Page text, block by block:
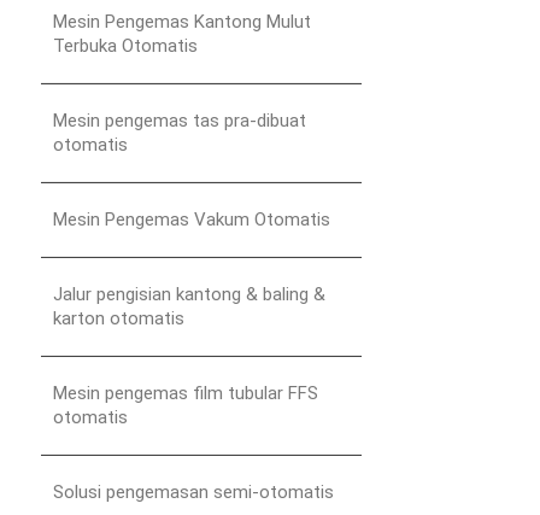
Mesin Pengemas Kantong Mulut
Terbuka Otomatis
Mesin pengemas tas pra-dibuat
otomatis
Mesin Pengemas Vakum Otomatis
Jalur pengisian kantong & baling &
karton otomatis
Mesin pengemas film tubular FFS
otomatis
Solusi pengemasan semi-otomatis